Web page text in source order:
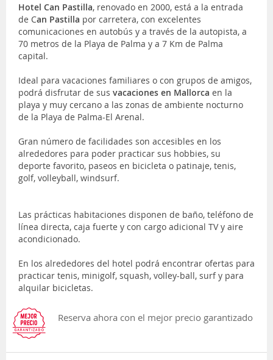
Hotel Can Pastilla, renovado en 2000, está a la entrada
de Can Pastilla por carretera, con excelentes
comunicaciones en autobús y a través de la autopista, a
70 metros de la Playa de Palma y a 7 Km de Palma
capital.
Ideal para vacaciones familiares o con grupos de amigos,
podrá disfrutar de sus vacaciones en Mallorca en la
playa y muy cercano a las zonas de ambiente nocturno
de la Playa de Palma-El Arenal.
Gran número de facilidades son accesibles en los
alrededores para poder practicar sus hobbies, su
deporte favorito, paseos en bicicleta o patinaje, tenis,
golf, volleyball, windsurf.
Las prácticas habitaciones disponen de baño, teléfono de
línea directa, caja fuerte y con cargo adicional TV y aire
acondicionado.
En los alrededores del hotel podrá encontrar ofertas para
practicar tenis, minigolf, squash, volley-ball, surf y para
alquilar bicicletas.
Reserva ahora con el mejor precio garantizado